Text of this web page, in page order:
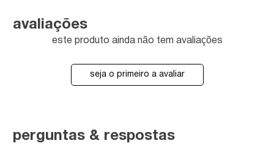
avaliações
este produto ainda não tem avaliações
seja o primeiro a avaliar
perguntas & respostas